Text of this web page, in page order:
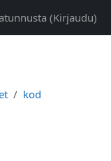
(Kirjaudu)
kod